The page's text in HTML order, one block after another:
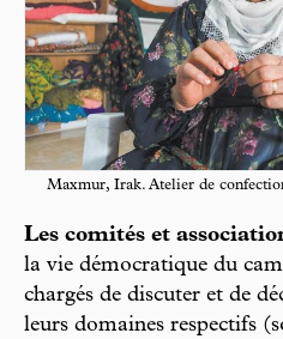
Maxmur, Irak. Atelier de
Les comités et
la vie démocratique du
chargés de discuter et de
leurs domaines respectifs